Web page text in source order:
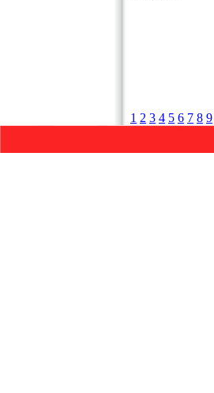
1 2 3 4 5 6 7 8 9